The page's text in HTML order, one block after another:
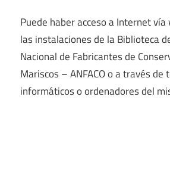
Puede haber acceso a Internet
las instalaciones de la Biblioteca
Nacional de Fabricantes de
Mariscos – ANFACO o a través de
informáticos o ordenadores del